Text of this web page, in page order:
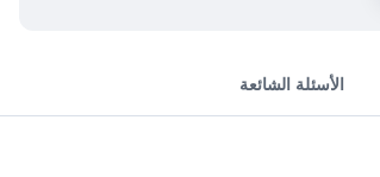
الأسئلة الشائعة